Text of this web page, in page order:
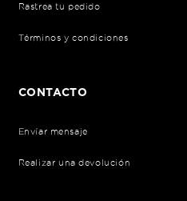
Rastrea tu pedido
Términos y condiciones
CONTACTO
Envíar mensaje
Realizar una devolución